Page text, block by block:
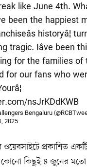
like June 4th.
been the happiest
historyâ¦
tragic. Iâve been
for the families of
for our fans who
nsJrKDdKWB
Bengaluru
2025
প্রকাশিত
কোনো কিছুই ৪ জুনের